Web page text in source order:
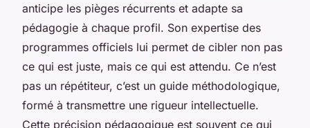
anticipe les pièges récurrents et adapte sa
pédagogie à chaque profil. Son expertise des
programmes officiels lui permet de cibler non pas
ce qui est juste, mais ce qui est attendu. Ce n’est
pas un répétiteur, c’est un guide méthodologique,
formé à transmettre une rigueur intellectuelle.
Cette précision pédagogique est souvent ce qui